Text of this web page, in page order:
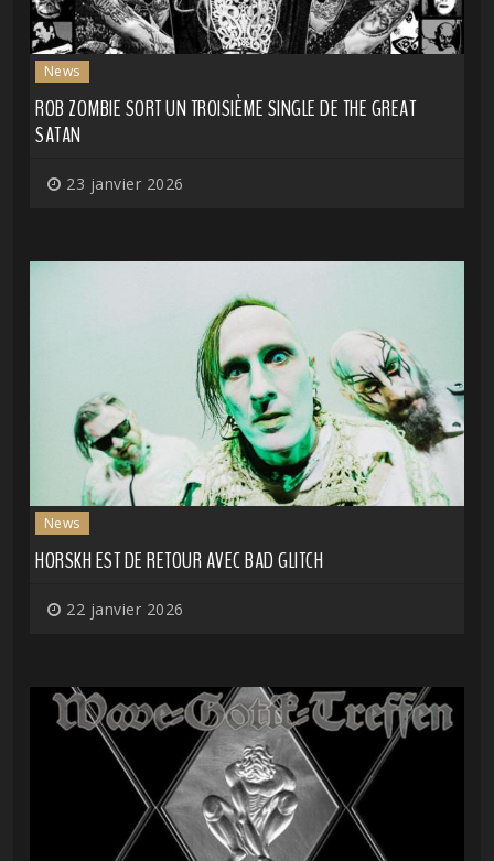
News
ROB ZOMBIE SORT UN TROISIÈME SINGLE DE THE GREAT
SATAN
23 janvier 2026
News
HORSKH EST DE RETOUR AVEC BAD GLITCH
22 janvier 2026